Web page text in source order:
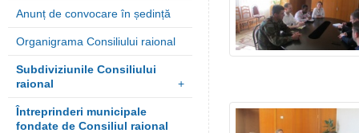
Anunț de convocare în ședință
Organigrama Consiliului raional
Subdiviziunile Consiliului
raional
+
Întreprinderi municipale
fondate de Consiliul raional